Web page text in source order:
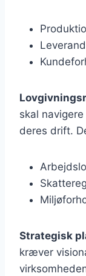
skal
deres drift.
Strategisk
kræver